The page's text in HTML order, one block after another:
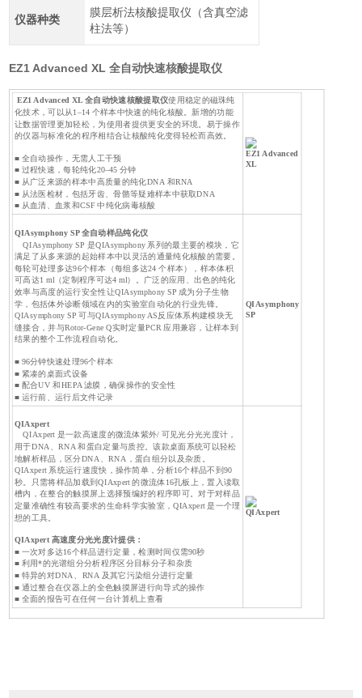
仪器种类
膜层析法核酸提取仪（含真空滤
柱法等）
EZ1 Advanced XL 全自动快速核酸提取仪
EZ1 Advanced XL 全自动快速核酸提取仪使用稳定的磁珠纯
化技术，可以从1–14 个样本中快速的纯化核酸。新增的功能
让数据管理更加轻松，为使用者提供更安全的环境。易于操作
的仪器与标准化的程序相结合让核酸纯化变得轻松而高效。
■ 全自动操作，无需人工干预
■ 过程快速，每轮纯化20–45 分钟
■ 从广泛来源的样本中高质量的纯化DNA 和RNA
■ 从法医检材，包括牙齿、骨骼等疑难样本中获取DNA
■ 从血清、血浆和CSF 中纯化病毒核酸
EZ1 Advanced
XL
QIAsymphony SP 全自动样品纯化仪
QIAsymphony SP 是QIAsymphony 系列的最主要的模块，它
满足了从多来源的起始样本中以灵活的通量纯化核酸的需要。
每轮可处理多达96个样本（每组多达24 个样本），样本体积
可高达1 ml（定制程序可达4 ml）。广泛的应用、出色的纯化
效率与高度的运行安全性让QIAsymphony SP 成为分子生物
学，包括体外诊断领域在内的实验室自动化的行业先锋。
QIAsymphony SP 可与QIAsymphony AS反应体系构建模块无
缝接合，并与Rotor-Gene Q实时定量PCR 应用兼容，让样本到
结果的整个工作流程自动化。
■ 96分钟快速处理96个样本
■ 紧凑的桌面式设备
■ 配合UV 和HEPA 滤膜，确保操作的安全性
■ 运行前、运行后文件记录
QIAsymphony
SP
QIAxpert
QIAxpert 是一款高速度的微流体紫外/ 可见光分光光度计，
用于DNA、RNA 和蛋白定量与质控。该款桌面系统可以轻松
地解析样品，区分DNA、RNA，蛋白组分以及杂质。
QIAxpert 系统运行速度快，操作简单，分析16个样品不到90
秒。只需将样品加载到QIAxpert 的微流体16孔板上，置入读取
槽内，在整合的触摸屏上选择预编好的程序即可。对于对样品
定量准确性有较高要求的生命科学实验室，QIAxpert 是一个理
想的工具。
QIAxpert 高速度分光光度计提供：
■ 一次对多达16个样品进行定量，检测时间仅需90秒
■ 利用*的光谱组分分析程序区分目标分子和杂质
■ 特异的对DNA、RNA 及其它污染组分进行定量
■ 通过整合在仪器上的全色触摸屏进行向导式的操作
■ 全面的报告可在任何一台计算机上查看
QIAxpert